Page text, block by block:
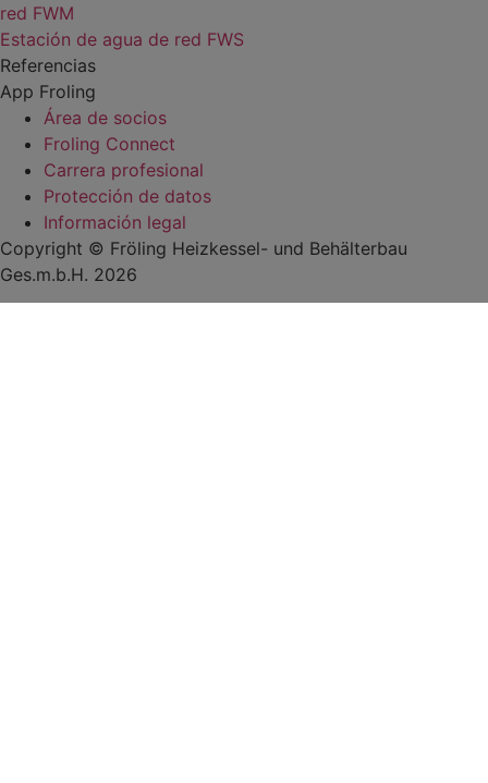
red FWM
Estación de agua de red FWS
Referencias
App Froling
Área de socios
Froling Connect
Carrera profesional
Protección de datos
Información legal
Copyright © Fröling Heizkessel- und Behälterbau
Ges.m.b.H. 2026